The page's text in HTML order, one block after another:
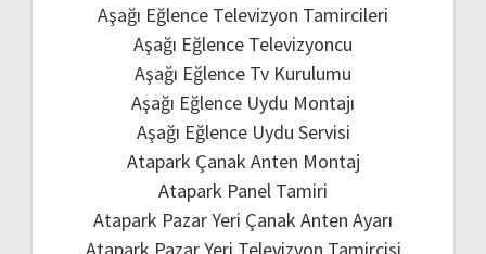
Aşağı Eğlence Televizyon Tamircileri
Aşağı Eğlence Televizyoncu
Aşağı Eğlence Tv Kurulumu
Aşağı Eğlence Uydu Montajı
Aşağı Eğlence Uydu Servisi
Atapark Çanak Anten Montaj
Atapark Panel Tamiri
Atapark Pazar Yeri Çanak Anten Ayarı